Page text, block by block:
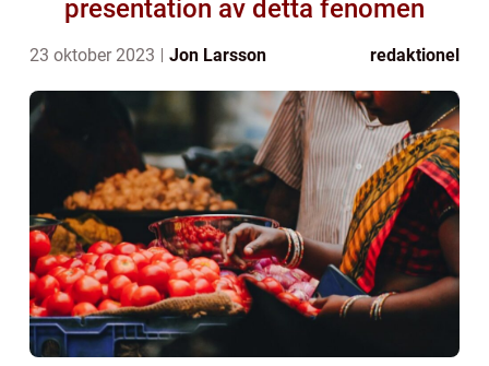
presentation av detta fenomen
23 oktober 2023 Jon Larsson redaktionel